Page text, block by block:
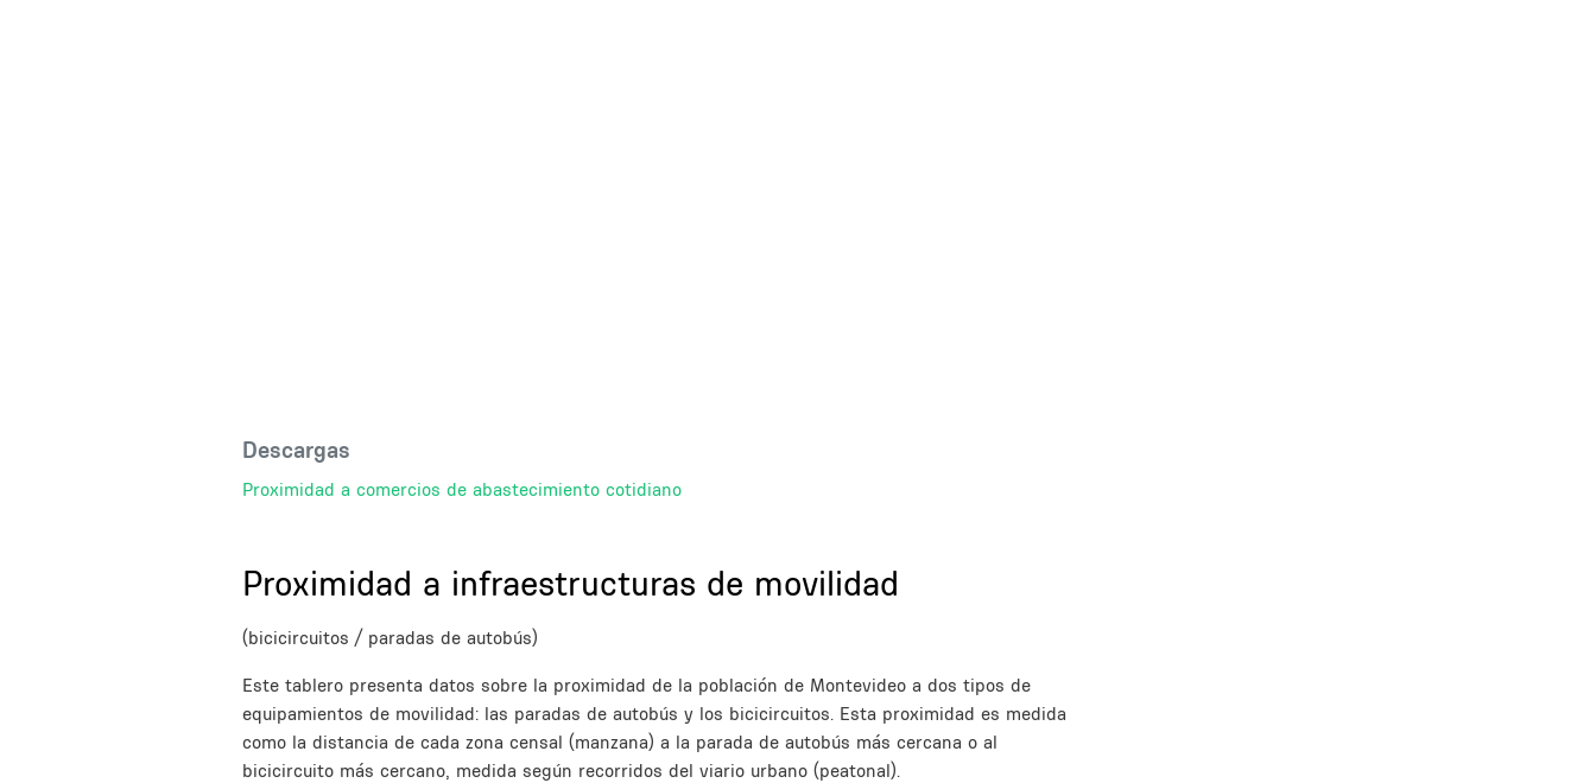
Descargas
Proximidad a comercios de abastecimiento cotidiano
Proximidad a infraestructuras de movilidad
Description
(bicicircuitos / paradas de autobús)
Este tablero presenta datos sobre la proximidad de la población de Montevideo a dos tipos de
equipamientos de movilidad: las paradas de autobús y los bicicircuitos. Esta proximidad es medida
como la distancia de cada zona censal (manzana) a la parada de autobús más cercana o al
bicicircuito más cercano, medida según recorridos del viario urbano (peatonal).